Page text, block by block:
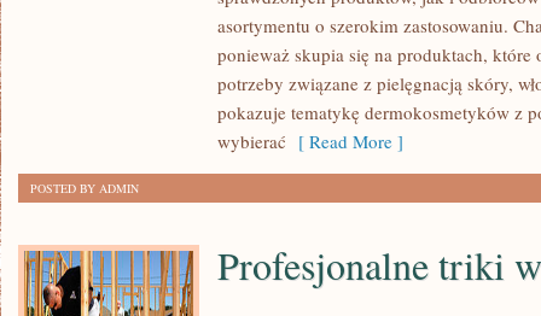
asortymentu o szerokim zastosowaniu.
ponieważ skupia się na produktach, które
potrzeby związane z pielęgnacją skóry,
pokazuje tematykę dermokosmetyków z
wybierać [ Read More ]
POSTED BY ADMIN
Profesjonalne triki